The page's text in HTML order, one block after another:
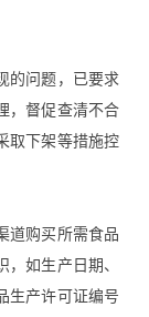
问题，已要求
，督促查清不合
取下架等措施控
购买所需食品
如生产日期、
生产许可证编号